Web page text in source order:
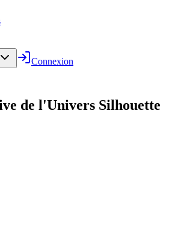
Connexion
de l'Univers Silhouette